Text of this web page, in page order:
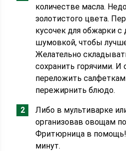
количестве масла.
золотистого цвета.
кусочек для обжарки
шумовкой, чтобы
Желательно
сохранить горячими. И
переложить
пережирнить блюдо.
Либо в мультиварке
организовав овощам
Фритюрница в
минут.